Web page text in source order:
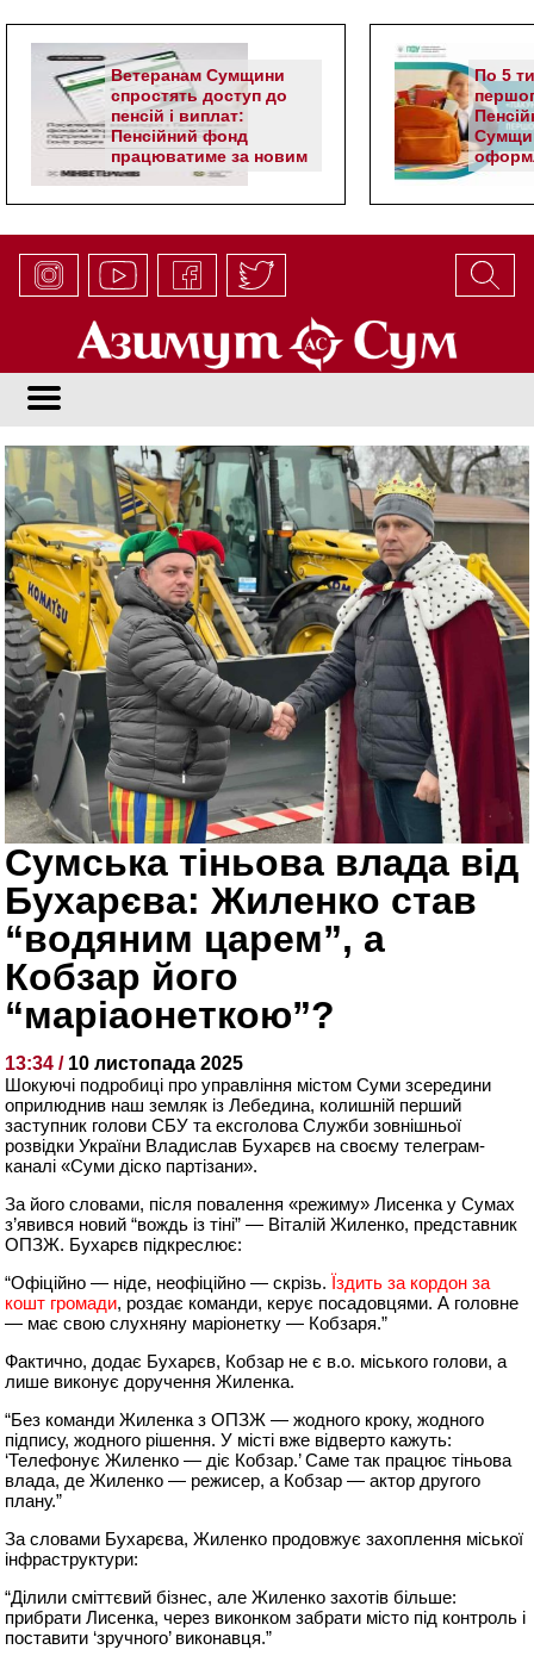
Ветеранам Сумщини
спростять доступ до
пенсій і виплат:
Пенсійний фонд
працюватиме за новим
алгоритмом
По 5
Сумська тіньова влада від
Бухарєва: Жиленко став
“водяним царем”, а
Кобзар його
“маріаонеткою”?
13:34 / 10 листопада 2025
Шокуючі подробиці про управління містом Суми зсередини
оприлюднив наш земляк із Лебедина, колишній перший
заступник голови СБУ та ексголова Служби зовнішньої
розвідки України Владислав Бухарєв на своєму телеграм-
каналі «Суми діско партізани».
За його словами, після повалення «режиму» Лисенка у Сумах
з’явився новий “вождь із тіні” — Віталій Жиленко, представник
ОПЗЖ. Бухарєв підкреслює:
“Офіційно — ніде, неофіційно — скрізь. Їздить за кордон за
кошт громади, роздає команди, керує посадовцями. А головне
— має свою слухняну маріонетку — Кобзаря.”
Фактично, додає Бухарєв, Кобзар не є в.о. міського голови, а
лише виконує доручення Жиленка.
“Без команди Жиленка з ОПЗЖ — жодного кроку, жодного
підпису, жодного рішення. У місті вже відверто кажуть:
‘Телефонує Жиленко — діє Кобзар.’ Саме так працює тіньова
влада, де Жиленко — режисер, а Кобзар — актор другого
плану.”
За словами Бухарєва, Жиленко продовжує захоплення міської
інфраструктури:
“Ділили сміттєвий бізнес, але Жиленко захотів більше:
прибрати Лисенка, через виконком забрати місто під контроль і
поставити ‘зручного’ виконавця.”